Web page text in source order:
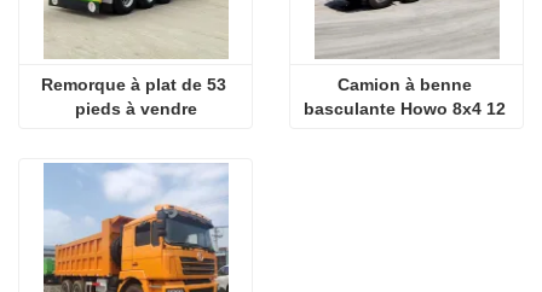
Remorque à plat de 53
pieds à vendre
Camion à benne
basculante Howo 8x4 12